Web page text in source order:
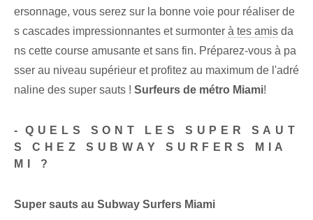
ersonnage, vous serez sur la bonne voie pour réaliser de
s cascades impressionnantes et surmonter à tes amis ​da
ns cette course amusante et sans fin.⁢ Préparez-vous à pa
sser au niveau supérieur et profitez au maximum de l'adré
naline des super sauts ! Surfeurs de métro Miami!
-⁣QUELS SONT LES SUPER SAUT
S CHEZ SUBWAY SURFERS MIA
MI ?
Super sauts au Subway ⁤Surfers⁤ Miami